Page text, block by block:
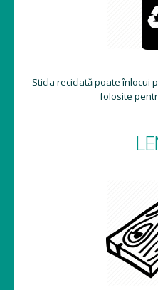
Sticla reciclată poate înlocui
folosite